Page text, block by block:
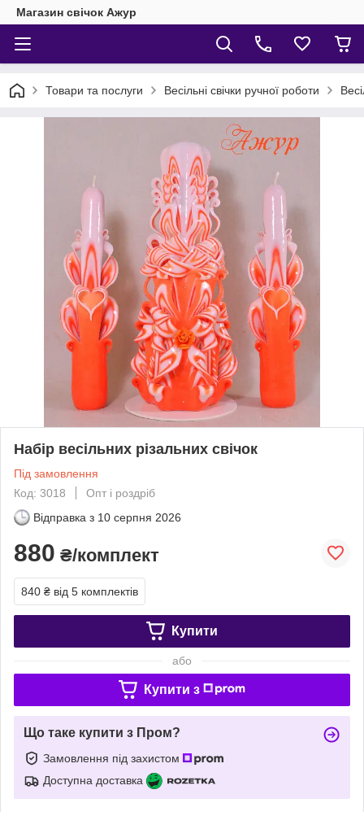
Магазин свічок Ажур
Товари та послуги Весільні свічки ручної роботи
Набір весільних різальних свічок
Під замовлення
Код: 3018
Опт і роздріб
Відправка з 10 серпня 2026
880 ₴/комплект
840 ₴ від 5 комплектів
Купити
або
Купити з
Що таке купити з Пром?
Замовлення під захистом
Доступна доставка